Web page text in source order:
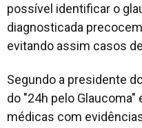
possível identificar o
diagnosticada
evitando assim casos
Segundo a presidente
do "24h pelo
médicas com